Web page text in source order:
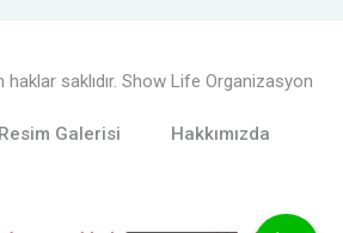
saklıdır. Show Life Organizasyon
Resim Galerisi
Hakkımızda